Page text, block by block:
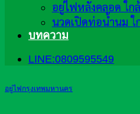
อยู่ไฟหลังคลอด ใก
นวดเปิดท่อน้ำนม ใ
บทความ
LINE:0809595549
อยู่ไฟกรุงเทพมหานคร